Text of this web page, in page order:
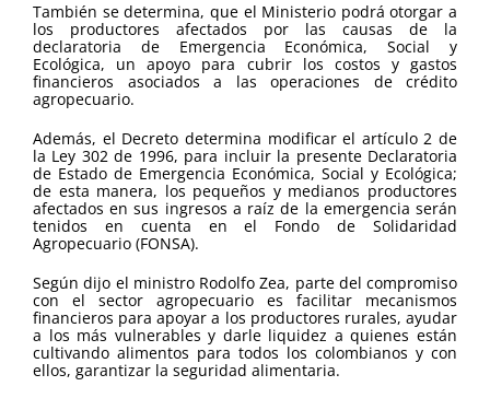
También se determina, que el Ministerio podrá otorgar a
los productores afectados por las causas de la
declaratoria de Emergencia Económica, Social y
Ecológica, un apoyo para cubrir los costos y gastos
financieros asociados a las operaciones de crédito
agropecuario.
Además, el Decreto determina modificar el artículo 2 de
la Ley 302 de 1996, para incluir la presente Declaratoria
de Estado de Emergencia Económica, Social y Ecológica;
de esta manera, los pequeños y medianos productores
afectados en sus ingresos a raíz de la emergencia serán
tenidos en cuenta en el Fondo de Solidaridad
Agropecuario (FONSA).
Según dijo el ministro Rodolfo Zea, parte del compromiso
con el sector agropecuario es facilitar mecanismos
financieros para apoyar a los productores rurales, ayudar
a los más vulnerables y darle liquidez a quienes están
cultivando alimentos para todos los colombianos y con
ellos, garantizar la seguridad alimentaria.